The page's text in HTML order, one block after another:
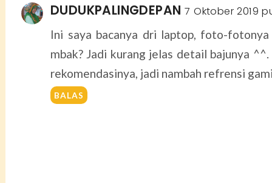
DUDUKPALINGDEPAN 7 Oktober 2019
Ini saya bacanya dri laptop, foto-
mbak? Jadi kurang jelas detail bajunya
rekomendasinya, jadi nambah refrensi
BALAS